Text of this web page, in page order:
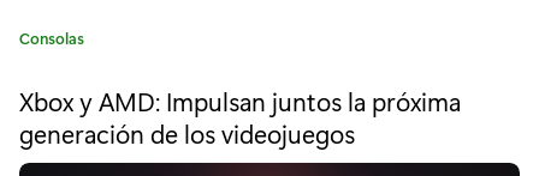
n
t
C
t
e
g
o
Consolas
Xbox y AMD: Impulsan juntos la próxima
generación de los videojuegos